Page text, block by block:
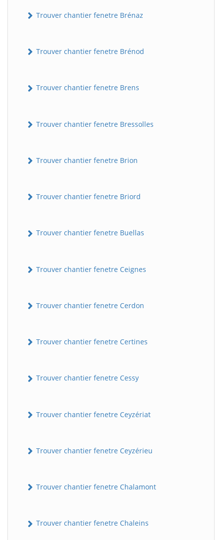
Trouver chantier fenetre Brénaz
Trouver chantier fenetre Brénod
Trouver chantier fenetre Brens
Trouver chantier fenetre Bressolles
Trouver chantier fenetre Brion
Trouver chantier fenetre Briord
Trouver chantier fenetre Buellas
Trouver chantier fenetre Ceignes
Trouver chantier fenetre Cerdon
Trouver chantier fenetre Certines
Trouver chantier fenetre Cessy
Trouver chantier fenetre Ceyzériat
Trouver chantier fenetre Ceyzérieu
Trouver chantier fenetre Chalamont
Trouver chantier fenetre Chaleins